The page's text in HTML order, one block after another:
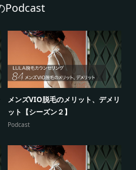
Podcast
メンズVIO脱毛のメリット、デメリ
ット【シーズン２】
Podcast